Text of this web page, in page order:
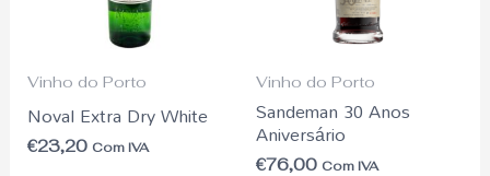
Vinho do Porto
Noval Extra Dry White
€23,20 Com IVA
Vinho do Porto
Sandeman 30 Anos
Aniversário
€76,00 Com IVA